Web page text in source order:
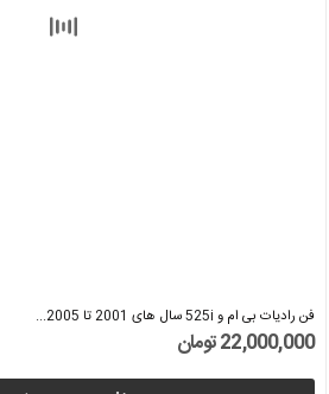
فن رادیات بی ام و 525i سال های 2001 تا 2005...
22,000,000 تومان